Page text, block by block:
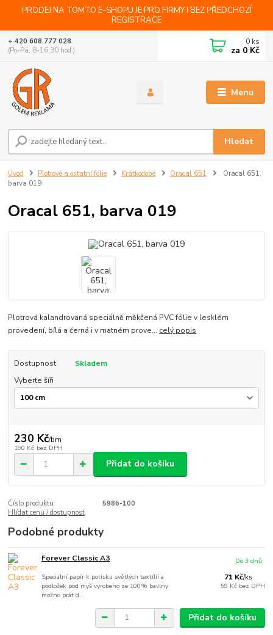
PRODEJ NA TOMTO E-SHOPU JE PRO FIRMY I BEZ PŘEDCHOZÍ
REGISTRACE
Menu
Hledat
+ 420 608 777 028
(Po-Pá, 8-16:30 hod.)
0 ks
za 0 Kč
Úvod Plotrové a ostatní fólie Krátkodobé Oracal 651
Oracal 651,
barva 019
Oracal 651, barva 019
Plotrová kalandrovaná speciálně měkčená PVC fólie v lesklém
provedení, bílá a černá i v matném prove... celý popis
Dostupnost
Skladem
Vyberte šíři
230 Kč/bm
190 Kč bez DPH
Přidat do košíku
Číslo produktu:
5986-100
Hlídat cenu / dostupnost
Podobné produkty
Forever Classic A3
Speciální papír k potisku světlých textílií a
podložek pod myš vyrobeno ze 100% bavlny
možno prát d...
71 Kč/ks
59 Kč bez DPH
Do 3 dnů
Přidat do košíku